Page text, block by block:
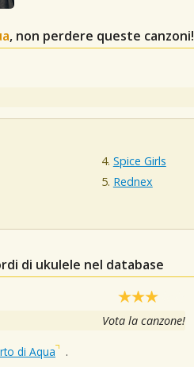
, non perdere queste canzoni!
Spice Girls
Rednex
di ukulele nel database
Vota la canzone!
di Aqua .